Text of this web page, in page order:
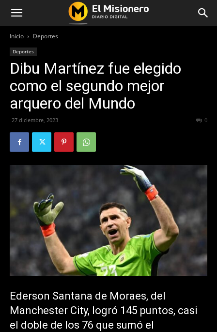
Inicio Deportes
Deportes
Dibu Martínez fue elegido
como el segundo mejor
arquero del Mundo
27 diciembre, 2023 0
Ederson Santana de Moraes, del
Manchester City, logró 145 puntos, casi
el doble de los 76 que sumó el